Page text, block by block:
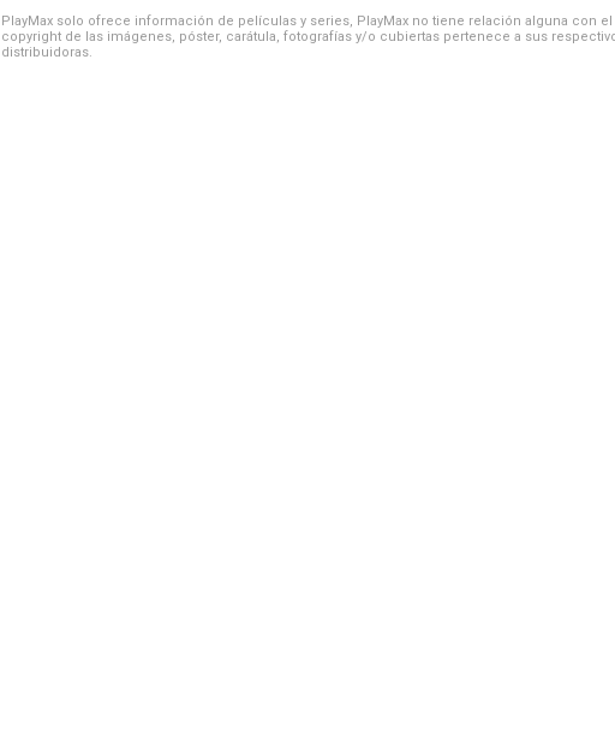
PlayMax solo ofrece información de películas y series, PlayMax no tiene relación alguna con
copyright de las imágenes, póster, carátula, fotografías y/o cubiertas pertenece a sus
distribuidoras.